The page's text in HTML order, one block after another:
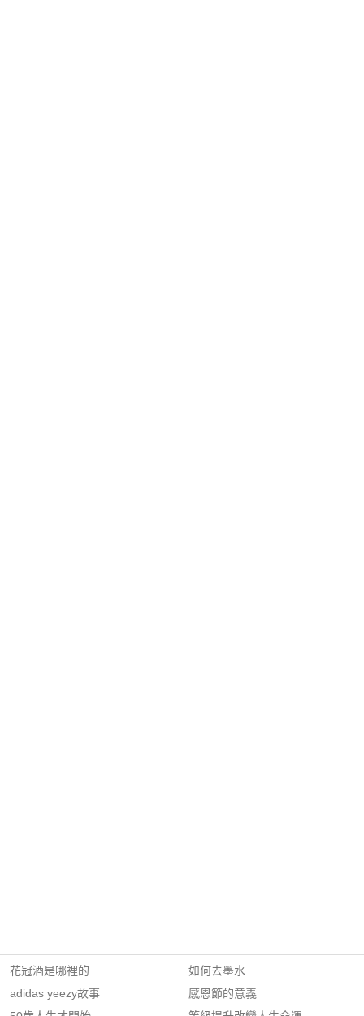
花冠酒是哪裡的
adidas yeezy故事
如何去墨水
感恩節的意義